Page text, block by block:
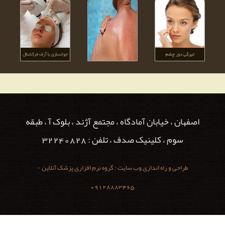
اصفهان ، خیابان آمادگاه ، مجتمع آژند ، بلوک آ ، طبقه
سوم ، کلینیک صدف ، تلفن : 32240828
طراحی و راه اندازی وب سایت : گروه نرم افزاری پزشک آنلاین -
09128883465